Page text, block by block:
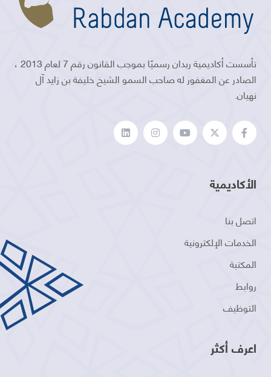
تأسست أكاديمية ربدان رسميًا بموجب القانون رقم 7 لعام 2013 ،
الصادر عن المغفور له صاحب السمو الشيخ خليفة بن زايد آل
نهيان.
الأكاديمية
اتصل بنا
الخدمات الإلكترونية
المكتبة
روابط
التوظيف
اعرف أكثر